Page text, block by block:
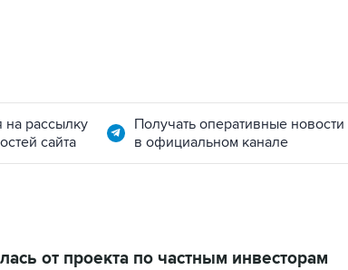
на рассылку
сайта
Получать оперативные новости
в официальном канале
от проекта по частным инвесторам